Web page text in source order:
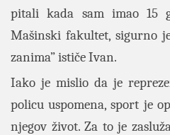
pitali kada sam imao 15
Mašinski fakultet, sigurno
zanima” ističe Ivan.
Iako je mislio da je
policu uspomena, sport je
njegov život. Za to je